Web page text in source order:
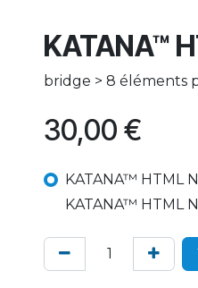
KATANA™
bridge > 8 éléments
30,00 €
KATANA™ HTML
KATANA™ HTML